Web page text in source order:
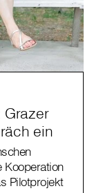
Grazer
ein
Kooperation
Pilotprojekt